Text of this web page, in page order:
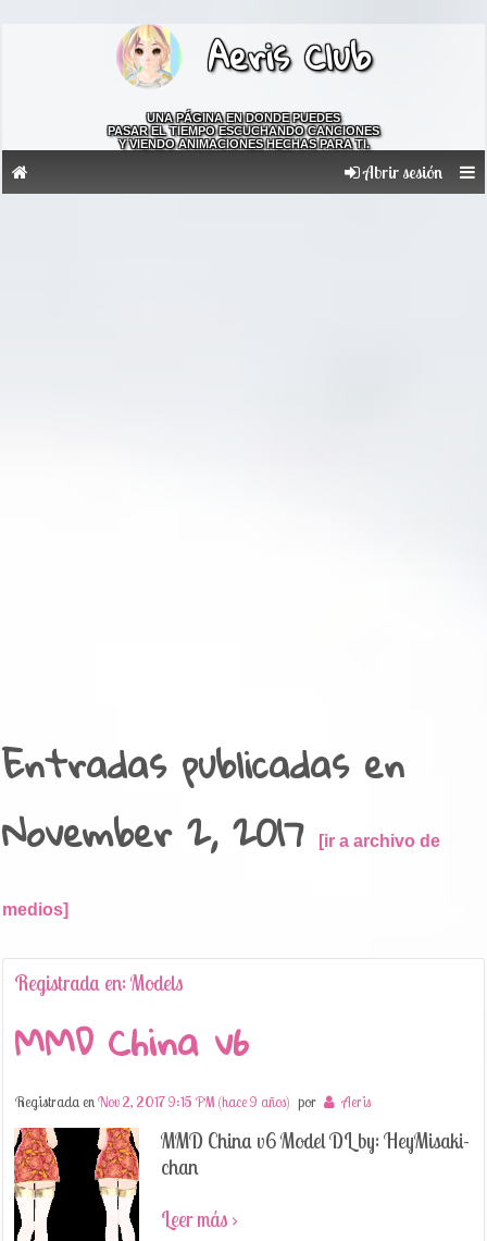
Aeris Club
UNA PÁGINA EN DONDE PUEDES
PASAR EL TIEMPO ESCUCHANDO CANCIONES
Y VIENDO ANIMACIONES HECHAS PARA TI.
Abrir sesión
Entradas publicadas en
November 2, 2017
ir a archivo de
medios
Registrada en: Models
MMD China v6
Registrada enNov 2, 2017 9:15 PM (hace 9 años) por Aeris
MMD China v6 Model DL by: HeyMisaki-
chan
Leer más ›